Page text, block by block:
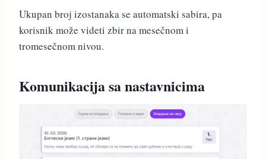
Ukupan broj izostanaka se automatski sabira, pa
korisnik može videti zbir na mesečnom i
tromesečnom nivou.
Komunikacija sa nastavnicima